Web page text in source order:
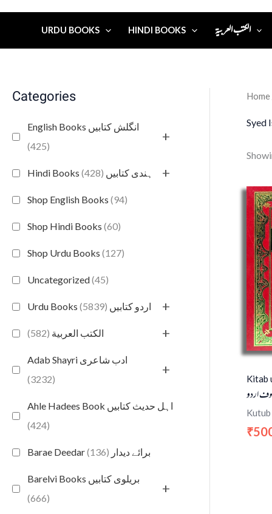
URDU BOOKS HINDI BOOKS الكتب العربية
Categories
English Books انگلش کتابیں
(425)
+
Hindi Books ہندی کتابیں (428) +
Shop English Books (94)
Shop Hindi Books (60)
Shop Urdu Books (127)
Uncategorized(45)
Urdu Books اردو کتابیں (5839) +
الكتب العربية (582) +
Adab Shayri ادب شاعری
(3232)
+
Ahle Hadees Book اہل حدیث کتابیں
(424)
Barae Deedar برائے دیدار (136)
Barelvi Books بریلوی کتابیں
(666)
+
Home
Syed
Kitab
اردو
₹